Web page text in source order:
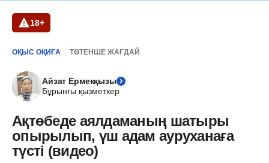
18+
ОҚЫС ОҚИҒА ТӨТЕНШЕ ЖАҒДАЙ
Айзат Ермекқызы
Бұрынғы қызметкер
Ақтөбеде аялдаманың шатыры
опырылып, үш адам ауруханаға
түсті (видео)